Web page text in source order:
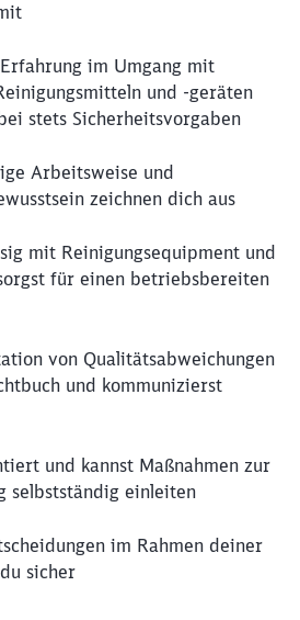
im Umgang mit
und -geräten
stets Sicherheitsvorgaben
Arbeitsweise und
zeichnen dich aus
mit Reinigungsequipment und
für einen betriebsbereiten
von Qualitätsabweichungen
und kommunizierst
und kannst Maßnahmen zur
selbstständig einleiten
im Rahmen deiner
sicher